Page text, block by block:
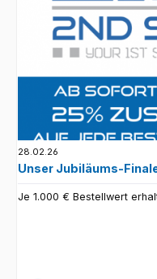
28.02.26
Unser Jubiläums-
Je 1.000 € Bestellwert